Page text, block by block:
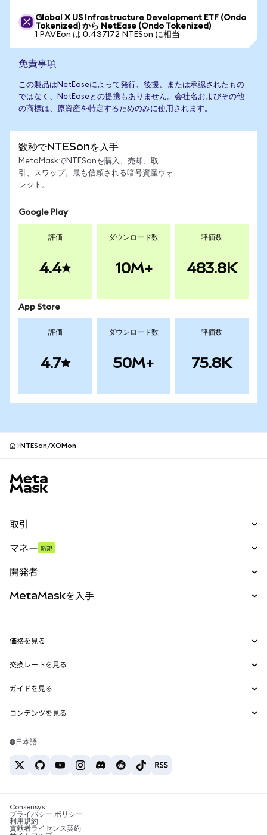
Global X US Infrastructure Development ETF (Ondo
Tokenized) から NetEase (Ondo Tokenized)
1 PAVEon は 0.437172 NTESon に相当
免責事項
この製品はNetEaseによって発行、後援、または承認されたもの
ではなく、NetEaseとの提携もありません。会社名およびその他
の商標は、原資産を特定するためのみに使用されます。
数秒でNTESonを入手
MetaMaskでNTESonを購入、売却、取
引、スワップ。最も信頼される暗号資産ウォ
レット。
Google Play
評価
4.4
ダウンロード数
10M+
評価数
483.8K
App Store
評価
4.7
ダウンロード数
50M+
評価数
75.8K
NTESon/XOMon
取引
パーペチュアル
RWA
マネー 新規
開発者
MetaMask Connect
Snaps
Web3サービス
MetaMaskを入手
セキュリティ
サポート
キャリア
お問い合わせ
価格を見る
イーサリアムの価格
Solanaの価格
Tetherの価格
交換レートを見る
ETH→USD
USDT→INR
BTC→INR
ETH→USDT
ガイドを見る
ETHの購入
USDTの購入
SHIBの購入
BNBの購入
コンテンツを見る
Solanaウォレット
税制関連ニュース
暗号資産の購入方法は？
日本語
Consensys
プライバシー ポリシー
利用規約
貢献者ライセンス契約